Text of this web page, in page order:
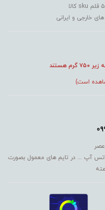
خارجی و ایرانی
گرم هستند
است)
آپ ... در تایم های معمول بصورت